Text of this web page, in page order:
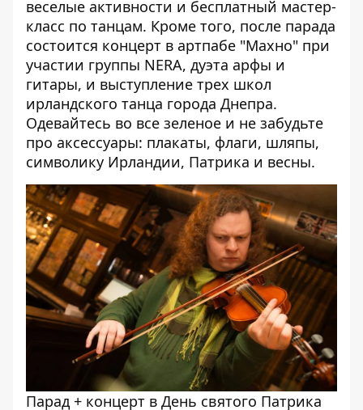
веселые активности и бесплатный мастер-
класс по танцам. Кроме того, после парада
состоится концерт в артпабе "Махно" при
участии группы NERA, дуэта арфы и
гитары, и выступление трех школ
ирландского танца города Днепра.
Одевайтесь во все зеленое и не забудьте
про аксессуары: плакаты, флаги, шляпы,
символику Ирландии, Патрика и весны.
Парад + концерт в День святого Патрика